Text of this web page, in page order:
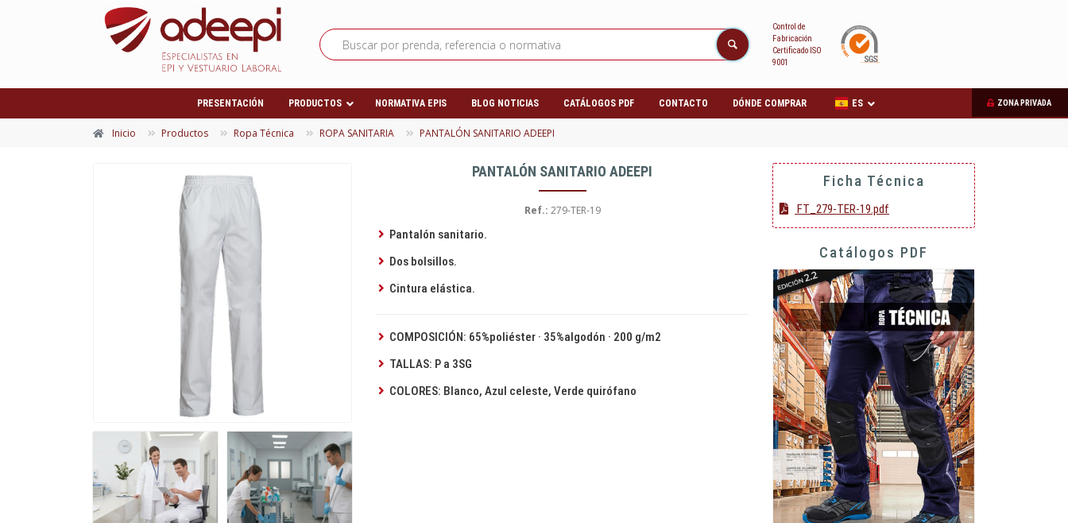
Control de
Fabricación
Certificado ISO
9001
PRESENTACIÓN PRODUCTOS NORMATIVA EPIS BLOG NOTICIAS CATÁLOGOS PDF CONTACTO DÓNDE COMPRAR ZONA PRIVADA
ES
Inicio Productos Ropa Técnica ROPA SANITARIA PANTALÓN SANITARIO ADEEPI
PANTALÓN SANITARIO ADEEPI
Ref.: 279-TER-19
Pantalón sanitario.
Dos bolsillos.
Cintura elástica.
COMPOSICIÓN: 65%poliéster · 35%algodón · 200 g/m2
TALLAS: P a 3SG
COLORES: Blanco, Azul celeste, Verde quirófano
Ficha Técnica
FT_279-TER-19.pdf
Catálogos PDF